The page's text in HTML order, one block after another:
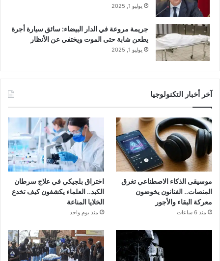
يوليو 1, 2025
جريمة مروعة في الدار البيضاء: سائق سيارة أجرة
يطعن شابة حتى الموت ويختفي عن الأنظار
يوليو 1, 2025
آخر أخبار التكنولوجيا
موسيقى الذكاء الاصطناعي تغرق
المنصات.. الفنانون يخوضون
معركة البقاء والأجور
منذ 6 ساعات
اختراق بلجيكي في علاج سرطان
الكبد.. العلماء يكشفون كيف تخدع
الخلايا المناعة
منذ يوم واحد